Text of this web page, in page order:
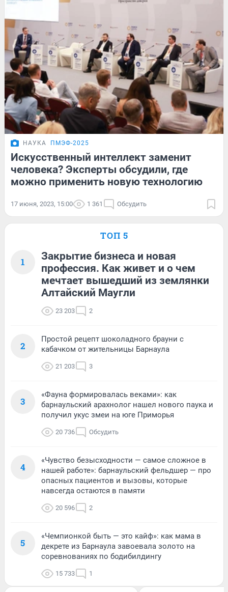
НАУКА ПМЭФ-2025
Искусственный интеллект заменит
человека? Эксперты обсудили, где
можно применить новую технологию
17 июня, 2023, 15:00 1 361 Обсудить
ТОП 5
1
Закрытие бизнеса и новая
профессия. Как живет и о чем
мечтает вышедший из землянки
Алтайский Маугли
23 203 2
2
Простой рецепт шоколадного брауни с
кабачком от жительницы Барнаула
21 203 3
3
«Фауна формировалась веками»: как
барнаульский арахнолог нашел нового паука и
получил укус змеи на юге Приморья
20 736 Обсудить
4
«Чувство безысходности — самое сложное в
нашей работе»: барнаульский фельдшер — про
опасных пациентов и вызовы, которые
навсегда остаются в памяти
20 596 2
5
«Чемпионкой быть — это кайф»: как мама в
декрете из Барнаула завоевала золото на
соревнованиях по бодибилдингу
15 733 1